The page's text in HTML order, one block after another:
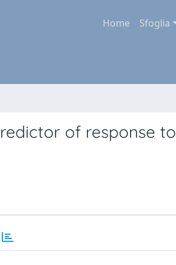
Home Sfoglia
of response to